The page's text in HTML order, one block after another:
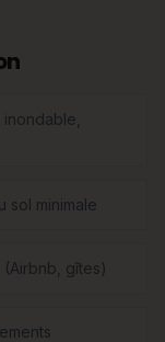
sol minimale
gîtes)